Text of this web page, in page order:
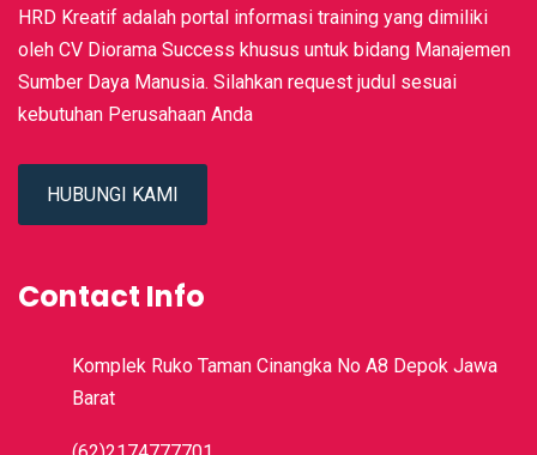
HRD Kreatif adalah portal informasi training yang dimiliki
oleh CV Diorama Success khusus untuk bidang Manajemen
Sumber Daya Manusia. Silahkan request judul sesuai
kebutuhan Perusahaan Anda
HUBUNGI KAMI
Contact Info
Komplek Ruko Taman Cinangka No A8 Depok Jawa
Barat